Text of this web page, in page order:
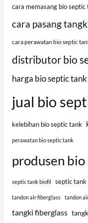
cara memasang bio septic
cara pasang
cara perawatan bio septic
distributor bio
harga bio septic tank
jual bio
kelebihan bio septic tank
perawatan bio septic tank
produsen
septic tank biofil septic
tandon air fiberglass tandon
tangki fiberglass